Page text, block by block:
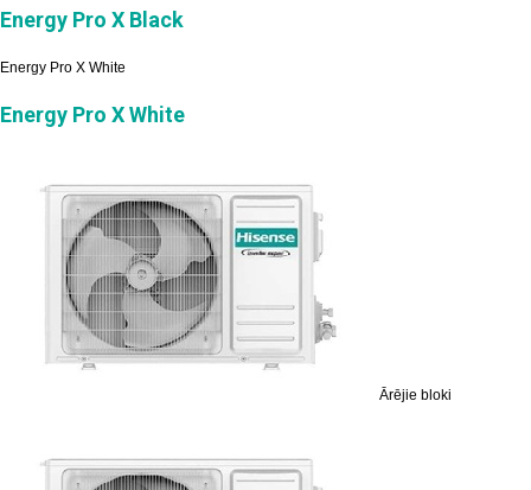
Energy Pro X Black
Energy Pro X White
Energy Pro X White
Ārējie bloki